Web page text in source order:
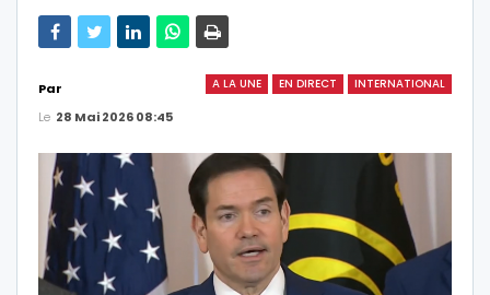
A LA UNE EN DIRECT INTERNATIONAL
Par
Le 28 Mai 2026 08:45